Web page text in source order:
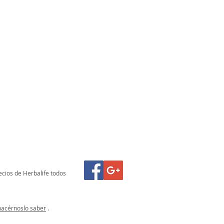
de Herbalife todos
saber .